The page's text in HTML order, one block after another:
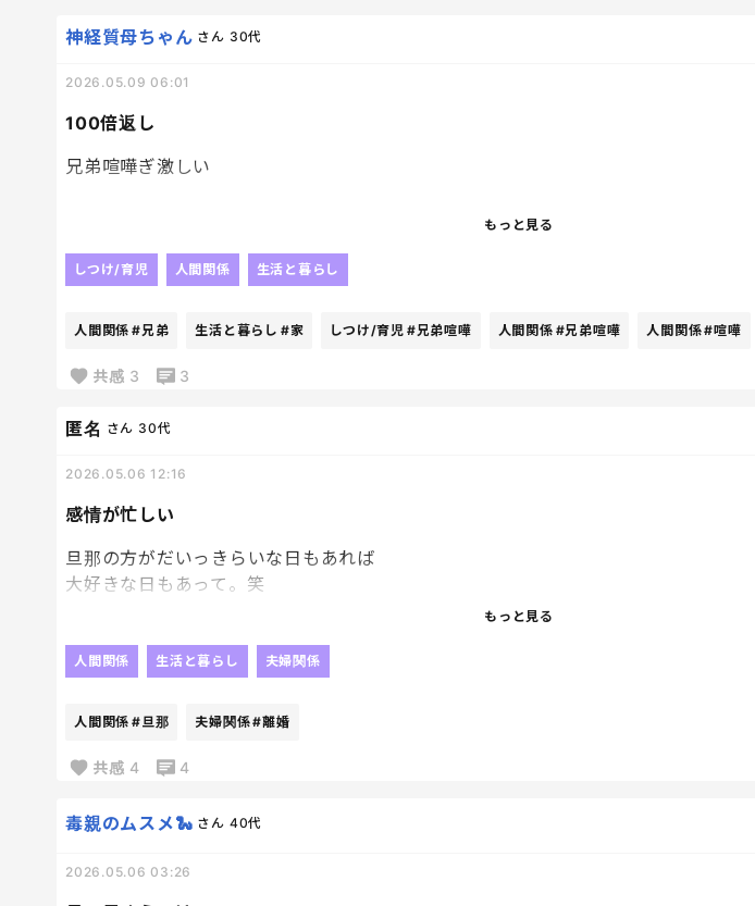
100倍返し
神経質母ちゃん さん 30代
2026.05.09 06:01
兄弟喧嘩ぎ激しい
100倍返のスタート。笑
あーあーあー
もっと見る
しつけ/育児 人間関係 生活と暮らし
人間関係 #兄弟 生活と暮らし #家 しつけ/育児 #兄弟喧嘩 人間関係 #兄弟喧嘩 人間関係#喧嘩
共感 3 3
感情が忙しい
匿名 さん 30代
2026.05.06 12:16
旦那の方がだいっきらいな日もあれば
大好きな日もあって。笑
嬉しい事も早く報告したいし
なんか、、、
もっと見る
人間関係 生活と暮らし 夫婦関係
人間関係 #旦那 夫婦関係#離婚
共感 4 4
毒親のムスメ🐍 さん 40代
2026.05.06 03:26